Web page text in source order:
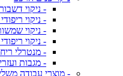
- ניקוי
- ניקוי
- ניקוי
- ניקוי
- מנטרלי
- מגבות
- מוצרי עבודה